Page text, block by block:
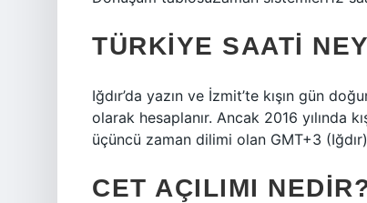
TÜRKIYE SAATI
Iğdır’da yazın ve İzmit’te kışın gün
olarak hesaplanır. Ancak 2016 yılında
üçüncü zaman dilimi olan GMT+3
CET AÇILIMI